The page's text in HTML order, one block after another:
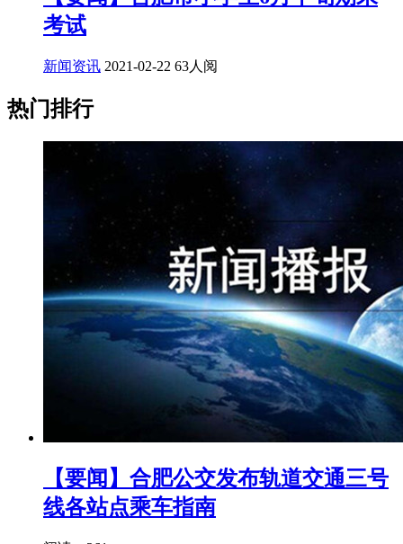
考试
新闻资讯 2021-02-22 63人阅
热门排行
【要闻】合肥公交发布轨道交通三号
线各站点乘车指南